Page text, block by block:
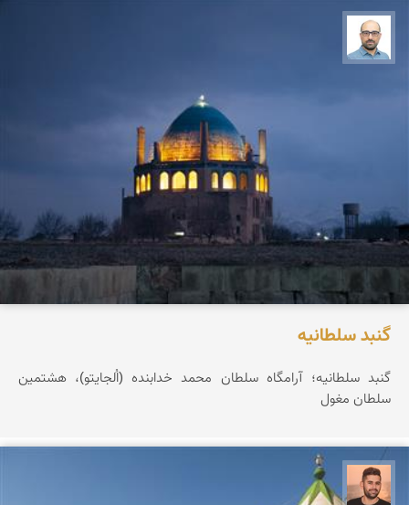
گنبد سلطانیه
گنبد سلطانیه؛ آرامگاه سلطان محمد خدابنده (اُلجایتو)، هشتمین
سلطان مغول
ابراهیم رفیعی